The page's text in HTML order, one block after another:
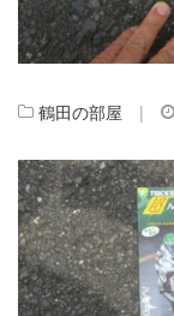
鶴田の部屋 |